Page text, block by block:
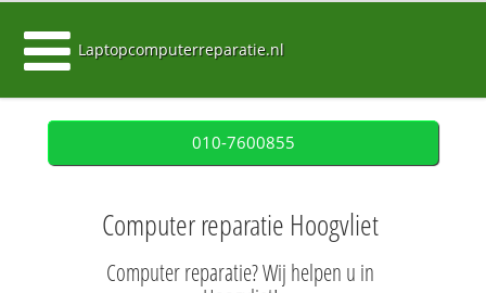
Laptopcomputerreparatie.nl
010-7600855
Computer reparatie Hoogvliet
Computer reparatie? Wij helpen u in